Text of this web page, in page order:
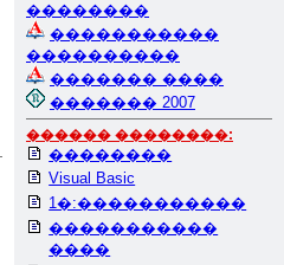
��������
�����������
����������
������� ����
������� 2007
������ ��������:
��������
Visual Basic
1�:�����������
�����������
����